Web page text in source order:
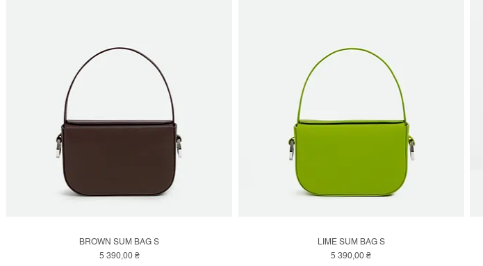
Швидкий перегляд
BROWN SUM BAG S
Ціна
5 390,00 ₴
Швидкий перегляд
LIME SUM BAG S
Ціна
5 390,00 ₴